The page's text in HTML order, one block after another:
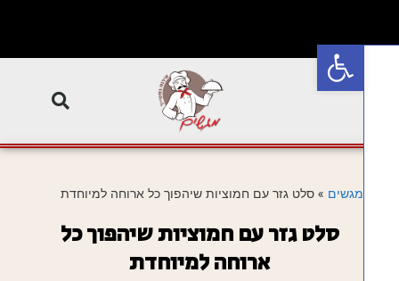
פתח סרגל נגישות
»סלט גזר עם חמוציות שיהפוך כל ארוחה למיוחדת
סלט גזר עם חמוציות שיהפוך כל
ארוחה למיוחדת